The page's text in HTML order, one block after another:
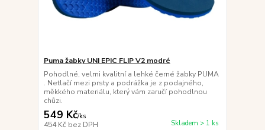
Puma žabky UNI EPIC FLIP V2 modré
Pohodlné, velmi kvalitní a lehké černé žabky PUMA
. Netlačí mezi prsty a podrážka je z podajného,
měkkého materiálu, který vám zaručí pohodlnou
chůzi.
549 Kč/ks
454 Kč bez DPH Skladem > 1 ks